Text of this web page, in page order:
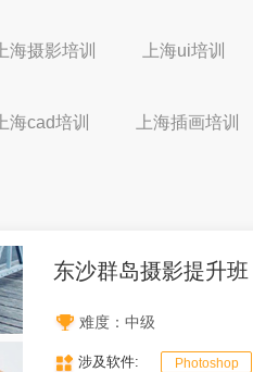
上海摄影培训 上海ui培训
上海cad培训 上海插画培训
东沙群岛摄影提升班
难度：中级
涉及软件: Photoshop